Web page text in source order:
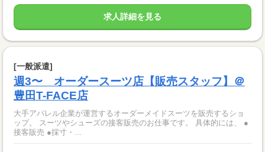
求人詳細を見る
[一般派遣]
週3〜 オーダースーツ店【販売スタッフ】＠
豊田T-FACE店
大手アパレル企業が運営するオーダーメイドスーツを販売するショ
ップ。 スーツやシューズの接客販売のお仕事です。 具体的には、 ●
接客販売 ●採寸・...